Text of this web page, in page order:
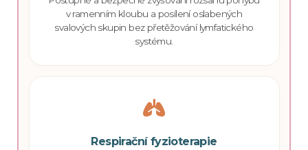
v ramenním kloubu a posílení oslabených
svalových skupin bez přetěžování lymfatického
systému.
Respirační fyzioterapie